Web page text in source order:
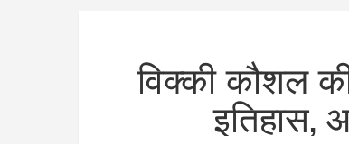
विक्की कौशल
इतिहास,